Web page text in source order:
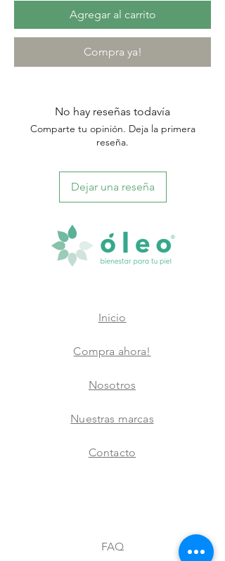
Agregar al carrito
Compra ya!
No hay reseñas todavía
Comparte tu opinión. Deja la primera
reseña.
Dejar una reseña
Inicio
Compra ahora!
Nosotros
Nuestras marcas
Contacto
FAQ